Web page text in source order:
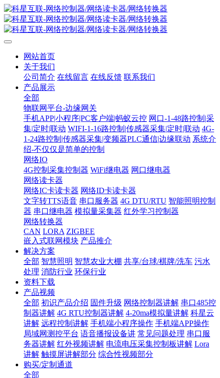
网站首页
关于我们
公司简介 在线留言 在线反馈 联系我们
产品展示
全部
物联网平台-边缘网关
手机APP|小程序|PC客户端|蚂蚁云控 网口-1-48路控制|采
集|定时|联动 WIFI-1-16路控制|传感器采集|定时|联动 4G-
1-24路控制|传感器采集|变频器PLC通信|边缘联动 系统介
绍-不仅仅是简单的控制
网络IO
4G控制采集控制器 WiFi继电器 网口继电器
网络读卡器
网络IC卡读卡器 网络ID卡读卡器
文字转TTS语音 串口服务器 4G DTU/RTU 智能照明控制
器 串口继电器 模拟量采集器 红外学习控制器
网络转换器
CAN LORA ZIGBEE
嵌入式联网模块 产品推介
解决方案
全部 智慧照明 智慧农业大棚 共享/台球/棋牌/洗车 污水
处理 消防行业 环保行业
资料下载
产品视频
全部 初识产品介绍 固件升级 网络控制器讲解 串口485控
制器讲解 4G RTU控制器讲解 4-20ma模拟量讲解 科星云
讲解 远程控制讲解 手机端小程序操作 手机端APP操作
局域网测控平台 语音播报设备讲 常见问题处理 串口服
务器讲解 红外视频讲解 电流电压采集控制板讲解 Lora
讲解 触摸屏讲解部分 综合性视频部分
购买/定制通道
全部